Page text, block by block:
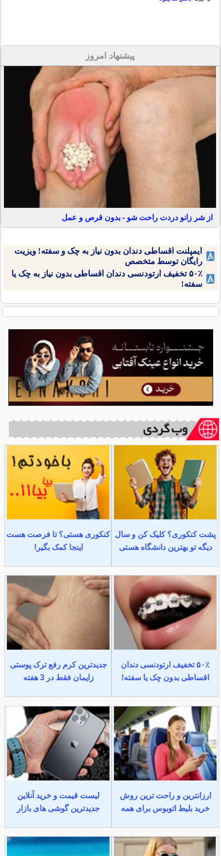
پیشنهاد امروز
از شر زانو دردت راحت شو - بدون قرص و عمل
ایمپلنت اقساطی دندان بدون نیاز به چک و سفته! ویزیت
رایگان توسط متخصص
۵۰٪ تخفیف ارتودنسی دندان اقساطی بدون نیاز به چک یا
سفته!
پشت کنکوری؟ کلیک کن و سال
دیگه تو بهترین دانشگاه هستی
کنکوری هستی؟ تا فرصت هست
اینجا کمک بگیر!
۵۰٪ تخفیف ارتودنسی دندان
اقساطی بدون چک یا سفته!
جدیدترین کرم رفع ترک پوستی
زایمان فقط در 3 هفته
ارزانترین و راحت ترین روش
خرید بلیط اتوبوس برای همه
لیست قیمت و خرید آنلاین
جدیدترین گوشی های بازار